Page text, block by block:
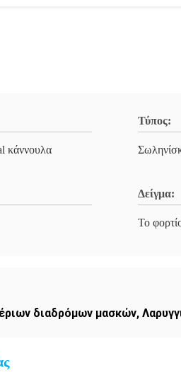
κάννουλα
Τύπος:
Δείγμα:
Το
διαδρόμων μασκών,